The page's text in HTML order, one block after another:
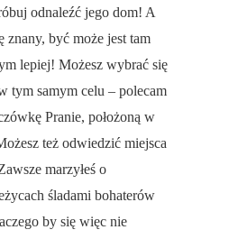
odnaleźć jego dom! A
znany, być może jest tam
lepiej! Możesz wybrać się
tym samym celu – polecam
Pranie, położoną w
też odwiedzić miejsca
marzyłeś o
śladami bohaterów
by się więc nie